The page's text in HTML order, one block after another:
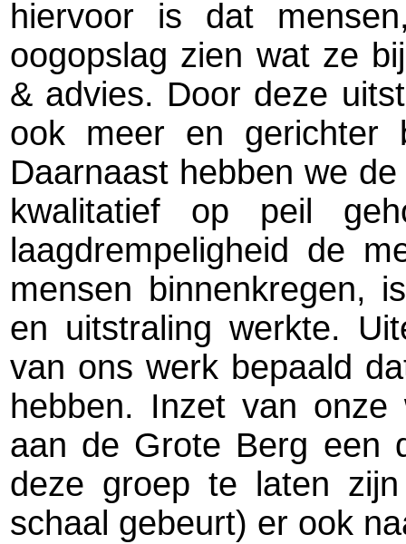
hiervoor is dat
oogopslag zien wat ze
& advies. Door deze
ook meer en gerichter
Daarnaast hebben we
kwalitatief op peil
laagdrempeligheid de
mensen binnenkregen,
en uitstraling werkte.
van ons werk bepaald
hebben. Inzet van
aan de Grote Berg een
deze groep te laten
schaal gebeurt) er ook